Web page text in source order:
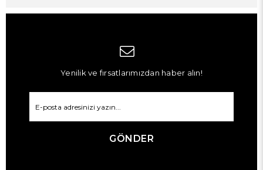
Yenilik ve fırsatlarımızdan haber alın!
GÖNDER